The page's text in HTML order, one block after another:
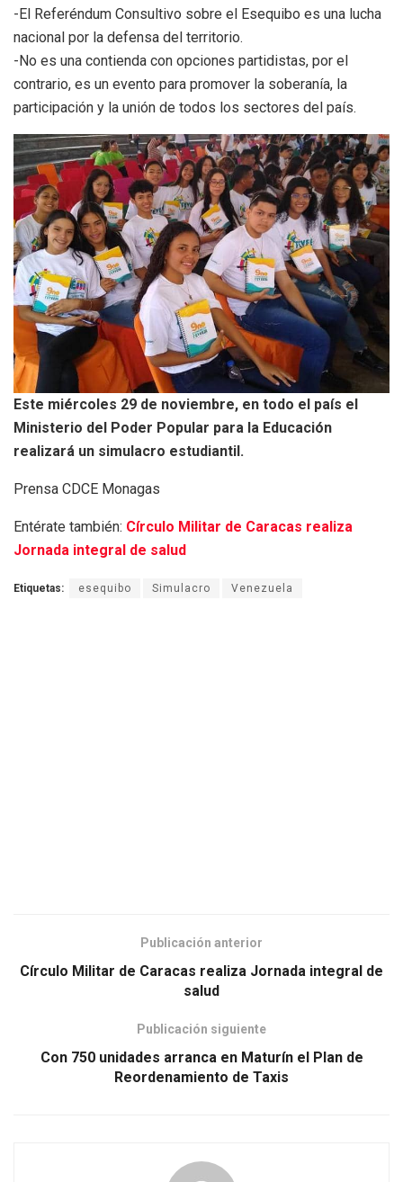
-El Referéndum Consultivo sobre el Esequibo es una lucha
nacional por la defensa del territorio.
-No es una contienda con opciones partidistas, por el
contrario, es un evento para promover la soberanía, la
participación y la unión de todos los sectores del país.
Este miércoles 29 de noviembre, en todo el país el
Ministerio del Poder Popular para la Educación
realizará un simulacro estudiantil.
Prensa CDCE Monagas
Entérate también: Círculo Militar de Caracas realiza
Jornada integral de salud
Etiquetas: esequibo Simulacro Venezuela
Publicación anterior
Círculo Militar de Caracas realiza Jornada integral de
salud
Publicación siguiente
Con 750 unidades arranca en Maturín el Plan de
Reordenamiento de Taxis